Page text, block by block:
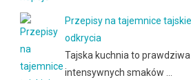
Przepisy na tajemnice
odkrycia
Tajska kuchnia to
intensywnych smaków …